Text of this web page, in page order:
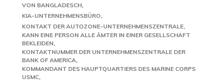
VON BANGLADESCH
KIA-UNTERNEHMENSBÜRO
KONTAKT DER AUTOZONE-UNTERNEHMENSZENTRALE
KANN EINE PERSON ALLE ÄMTER IN EINER GESELLSCHAFT
BEKLEIDEN
KONTAKTNUMMER DER UNTERNEHMENSZENTRALE DER
BANK OF AMERICA
KOMMANDANT DES HAUPTQUARTIERS DES MARINE CORPS
USMC